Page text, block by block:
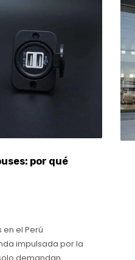
por qué
el Perú
impulsada por la